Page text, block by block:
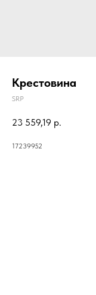
Крестовина
SRP
23 559,19 р.
17239952